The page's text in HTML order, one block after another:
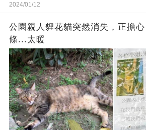
2024/01/12
公園親人貍花貓突然消失，正擔
條...太暖